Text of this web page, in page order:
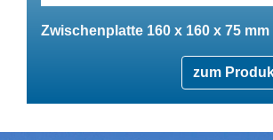
Zwischenplatte 160 x 160 x 75 mm
zum